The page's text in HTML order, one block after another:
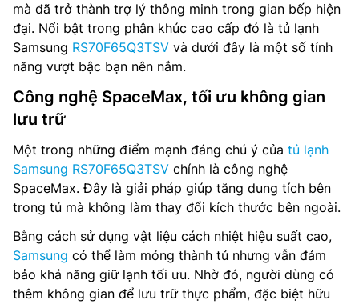
mà đã trở thành trợ lý thông minh trong gian bếp hiện
đại. Nổi bật trong phân khúc cao cấp đó là tủ lạnh
Samsung RS70F65Q3TSV và dưới đây là một số tính
năng vượt bậc bạn nên nắm.
Công nghệ SpaceMax, tối ưu không gian
lưu trữ
Một trong những điểm mạnh đáng chú ý của tủ lạnh
Samsung RS70F65Q3TSV chính là công nghệ
SpaceMax. Đây là giải pháp giúp tăng dung tích bên
trong tủ mà không làm thay đổi kích thước bên ngoài.
Bằng cách sử dụng vật liệu cách nhiệt hiệu suất cao,
Samsung có thể làm mỏng thành tủ nhưng vẫn đảm
bảo khả năng giữ lạnh tối ưu. Nhờ đó, người dùng có
thêm không gian để lưu trữ thực phẩm, đặc biệt hữu